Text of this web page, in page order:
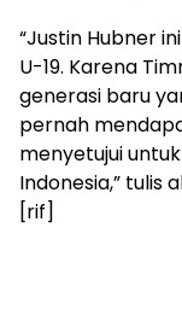
“Justin Hubner
U-19. Karena
generasi baru
pernah
menyetujui
Indonesia,” tulis
[rif]